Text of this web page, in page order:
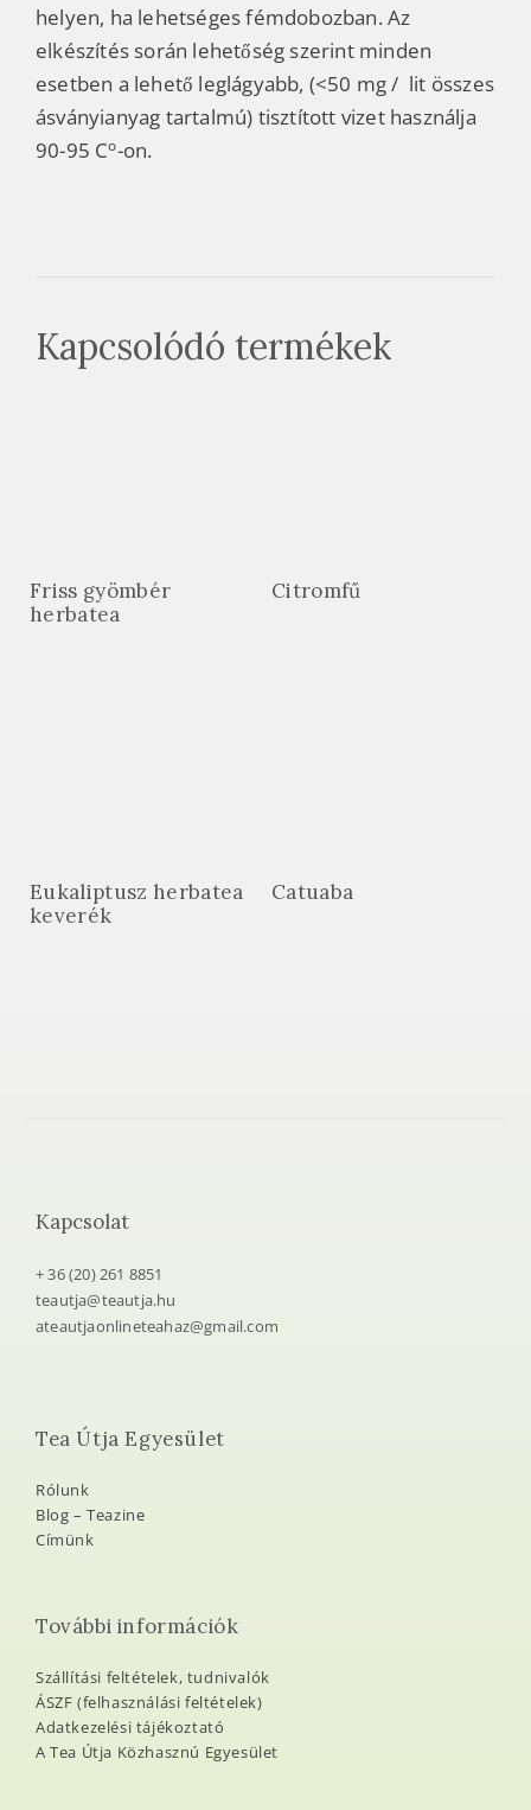
helyen, ha lehetséges fémdobozban. Az
elkészítés során lehetőség szerint minden
esetben a lehető leglágyabb, (<50 mg / lit összes
ásványianyag tartalmú) tisztított vizet használja
90-95 Co-on.
Kapcsolódó termékek
Friss gyömbér
herbatea
Citromfű
Eukaliptusz herbatea
keverék
Catuaba
Kapcsolat
+ 36 (20) 261 8851
teautja@teautja.hu
ateautjaonlineteahaz@gmail.com
Tea Útja Egyesület
Rólunk
Blog – Teazine
Címünk
További információk
Szállítási feltételek, tudnivalók
ÁSZF (felhasználási feltételek)
Adatkezelési tájékoztató
A Tea Útja Közhasznú Egyesület